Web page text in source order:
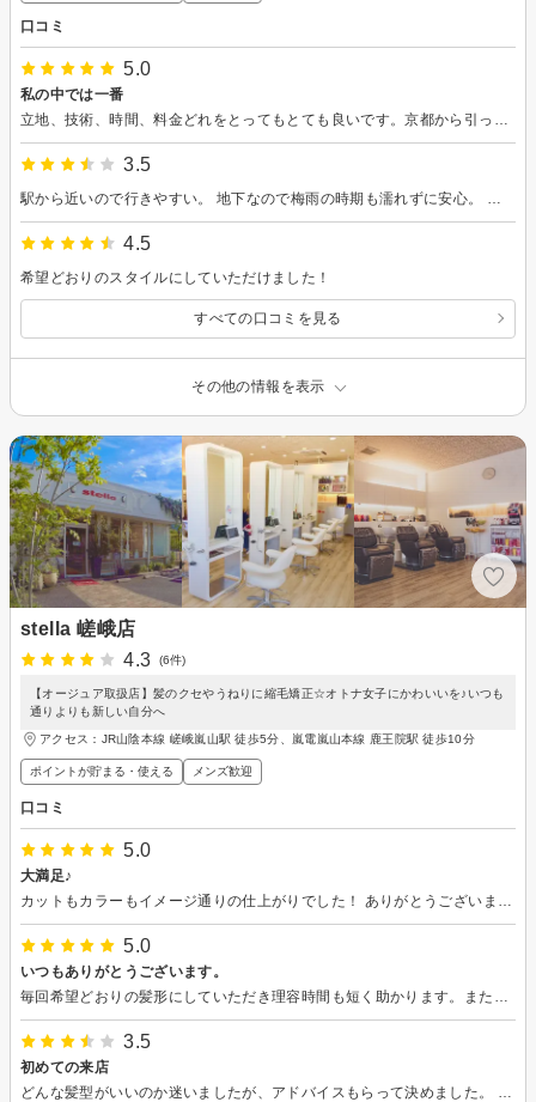
口コミ
5.0
私の中では一番
3.5
4.5
希望どおりのスタイルにしていただけました！
すべての口コミを見る
その他の情報を表示
stella 嵯峨店
4.3
(6件)
【オージュア取扱店】髪のクセやうねりに縮毛矯正☆オトナ女子にかわいいを♪いつも
通りよりも新しい自分へ
アクセス：JR山陰本線 嵯峨嵐山駅 徒歩5分、嵐電嵐山本線 鹿王院駅 徒歩10分
ポイントが貯まる・使える メンズ歓迎
口コミ
5.0
大満足♪
5.0
いつもありがとうございます。
3.5
初めての来店